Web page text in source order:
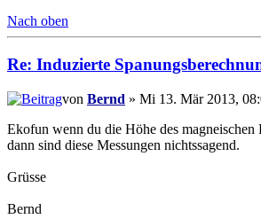
Nach oben
Re: Induzierte
von Bernd » Mi 13. Mär 2013,
Ekofun wenn du die Höhe des magneischen
dann sind diese Messungen nichtssagend.
Grüsse
Bernd